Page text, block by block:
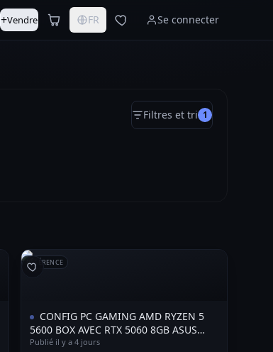
+Vendre FR Se connecter
Filtres et tri 1
RÉFÉRENCE
CONFIG PC GAMING AMD RYZEN 5
5600 BOX AVEC RTX 5060 8GB ASUS
DUAL NEW
Publié il y a 4 jours